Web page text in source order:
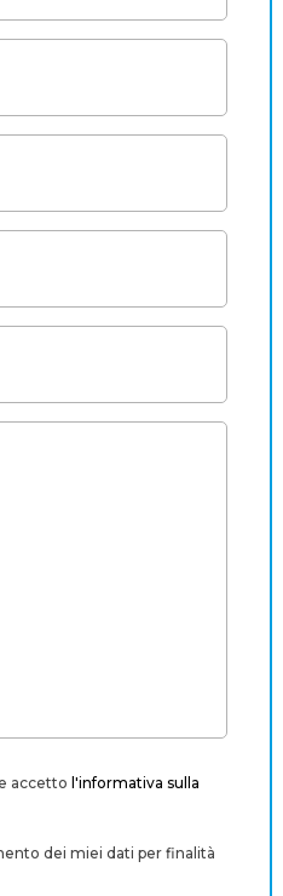
accetto l'informativa sulla
dei miei dati per finalità